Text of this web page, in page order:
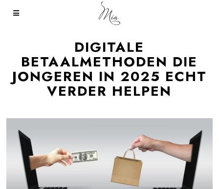
DIGITALE
BETAALMETHODEN DIE
JONGEREN IN 2025 ECHT
VERDER HELPEN